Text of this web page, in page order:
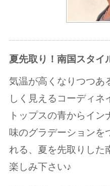
夏先取り！南国スタイ
気温が高くなりつつあ
しく見えるコーディネ
トップスの青からイ
味のグラデーションを
れる、夏を先取りした
楽しみ下さい♪